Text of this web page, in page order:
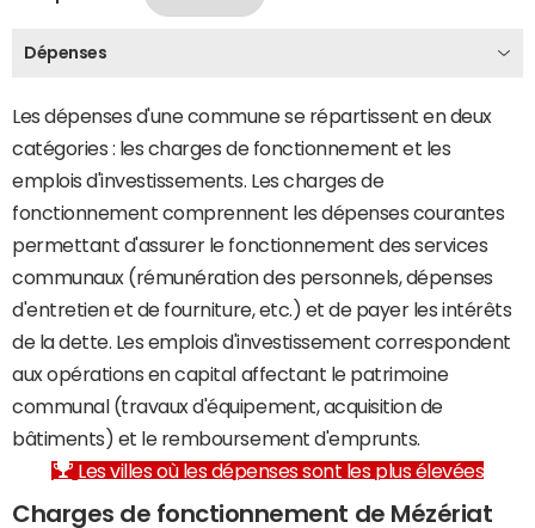
Dépenses
Les dépenses d'une commune se répartissent en deux
catégories : les charges de fonctionnement et les
emplois d'investissements. Les charges de
fonctionnement comprennent les dépenses courantes
permettant d'assurer le fonctionnement des services
communaux (rémunération des personnels, dépenses
d'entretien et de fourniture, etc.) et de payer les intérêts
de la dette. Les emplois d'investissement correspondent
aux opérations en capital affectant le patrimoine
communal (travaux d'équipement, acquisition de
bâtiments) et le remboursement d'emprunts.
Les villes où les dépenses sont les plus élevées
Charges de fonctionnement de Mézériat